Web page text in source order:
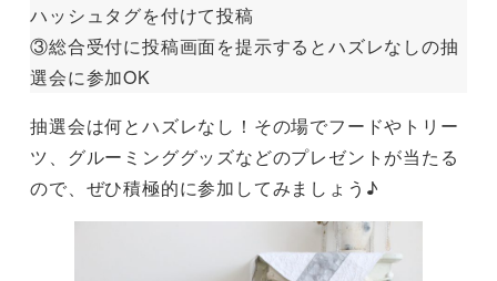
ハッシュタグを付けて投稿
③総合受付に投稿画面を提示するとハズレなしの抽
選会に参加OK
抽選会は何とハズレなし！その場でフードやトリー
ツ、グルーミンググッズなどのプレゼントが当たる
ので、ぜひ積極的に参加してみましょう♪